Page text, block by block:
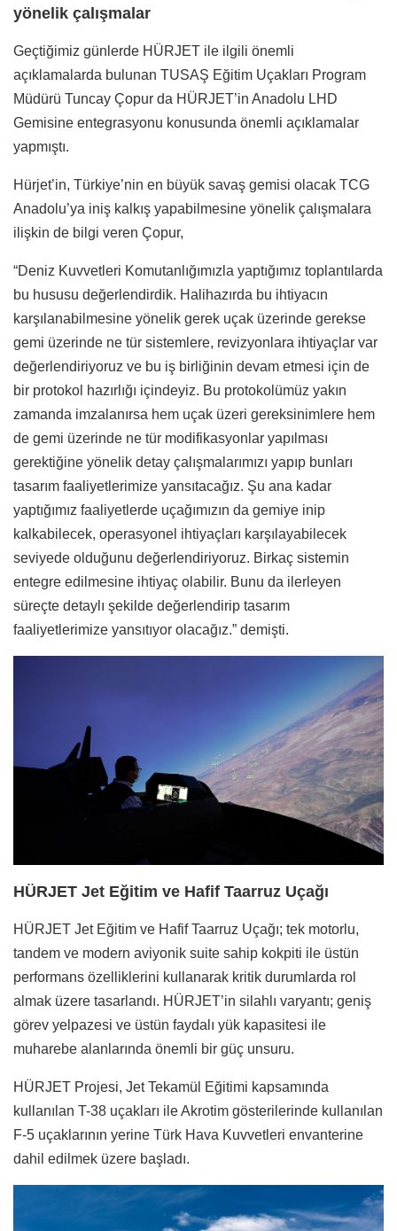
yönelik çalışmalar
Geçtiğimiz günlerde HÜRJET ile ilgili önemli
açıklamalarda bulunan TUSAŞ Eğitim Uçakları Program
Müdürü Tuncay Çopur da HÜRJET’in Anadolu LHD
Gemisine entegrasyonu konusunda önemli açıklamalar
yapmıştı.
Hürjet’in, Türkiye’nin en büyük savaş gemisi olacak TCG
Anadolu’ya iniş kalkış yapabilmesine yönelik çalışmalara
ilişkin de bilgi veren Çopur,
“Deniz Kuvvetleri Komutanlığımızla yaptığımız toplantılarda
bu hususu değerlendirdik. Halihazırda bu ihtiyacın
karşılanabilmesine yönelik gerek uçak üzerinde gerekse
gemi üzerinde ne tür sistemlere, revizyonlara ihtiyaçlar var
değerlendiriyoruz ve bu iş birliğinin devam etmesi için de
bir protokol hazırlığı içindeyiz. Bu protokolümüz yakın
zamanda imzalanırsa hem uçak üzeri gereksinimlere hem
de gemi üzerinde ne tür modifikasyonlar yapılması
gerektiğine yönelik detay çalışmalarımızı yapıp bunları
tasarım faaliyetlerimize yansıtacağız. Şu ana kadar
yaptığımız faaliyetlerde uçağımızın da gemiye inip
kalkabilecek, operasyonel ihtiyaçları karşılayabilecek
seviyede olduğunu değerlendiriyoruz. Birkaç sistemin
entegre edilmesine ihtiyaç olabilir. Bunu da ilerleyen
süreçte detaylı şekilde değerlendirip tasarım
faaliyetlerimize yansıtıyor olacağız.” demişti.
HÜRJET Jet Eğitim ve Hafif Taarruz Uçağı
HÜRJET Jet Eğitim ve Hafif Taarruz Uçağı; tek motorlu,
tandem ve modern aviyonik suite sahip kokpiti ile üstün
performans özelliklerini kullanarak kritik durumlarda rol
almak üzere tasarlandı. HÜRJET’in silahlı varyantı; geniş
görev yelpazesi ve üstün faydalı yük kapasitesi ile
muharebe alanlarında önemli bir güç unsuru.
HÜRJET Projesi, Jet Tekamül Eğitimi kapsamında
kullanılan T-38 uçakları ile Akrotim gösterilerinde kullanılan
F-5 uçaklarının yerine Türk Hava Kuvvetleri envanterine
dahil edilmek üzere başladı.